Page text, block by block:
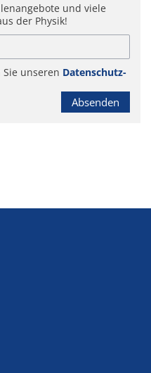
und viele
der Physik!
unseren Datenschutz-
Absenden